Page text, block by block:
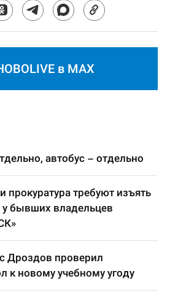
в MAX
автобус – отдельно
прокуратура требуют изъять
у бывших владельцев
Дроздов проверил
к новому учебному угоду